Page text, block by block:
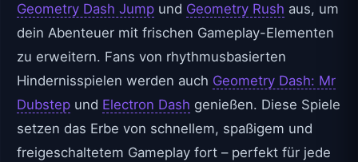
Geometry Dash Jump und Geometry Rush aus, um
dein Abenteuer mit frischen Gameplay-Elementen
zu erweitern. Fans von rhythmusbasierten
Hindernisspielen werden auch Geometry Dash: Mr
Dubstep und Electron Dash genießen. Diese Spiele
setzen das Erbe von schnellem, spaßigem und
freigeschaltetem Gameplay fort – perfekt für jede